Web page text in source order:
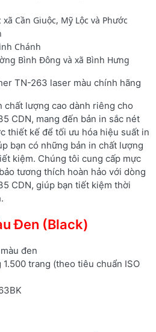
Cần Giuộc, Mỹ Lộc và Phước
Chánh
Bình Đông và xã Bình Hưng
TN-263 laser màu chính hãng
chất lượng cao dành riêng cho
CDN, mang đến bản in sắc nét
thiết kế để tối ưu hóa hiệu suất in
bạn có những bản in chất lượng
kiệm. Chúng tôi cung cấp mực
tương thích hoàn hảo với dòng
CDN, giúp bạn tiết kiệm thời
Đen (Black)
đen
1.500 trang (theo tiêu chuẩn ISO